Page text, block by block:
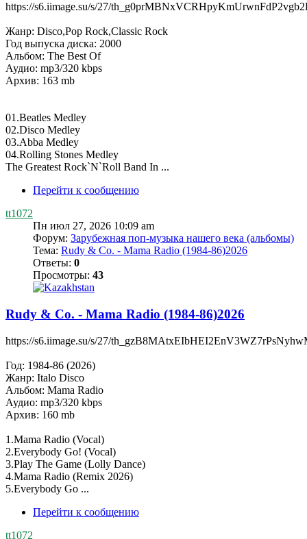
https://s6.iimage.su/s/27/
Жанр: Disco,Pop Rock,Classic Rock
Год выпуска диска: 2000
Альбом: The Best Of
Аудио: mp3/320 kbps
Архив: 163 mb
01.Beatles Medley
02.Disco Medley
03.Abba Medley
04.Rolling Stones Medley
The Greatest Rock`N`Roll Band In ...
Перейти к сообщению
tt1072
Пн июл 27, 2026 10:09 am
Форум: Зарубежная поп-музыка нашего века (альбомы)
Тема: Rudy & Co. - Mama Radio (1984-86)2026
Ответы: 0
Просмотры: 43
Rudy & Co. - Mama Radio (1984-86)2026
https://s6.iimage.su/s/27/
Год: 1984-86 (2026)
Жанр: Italo Disco
Альбом: Mama Radio
Аудио: mp3/320 kbps
Архив: 160 mb
1.Mama Radio (Vocal)
2.Everybody Go! (Vocal)
3.Play The Game (Lolly Dance)
4.Mama Radio (Remix 2026)
5.Everybody Go ...
Перейти к сообщению
tt1072